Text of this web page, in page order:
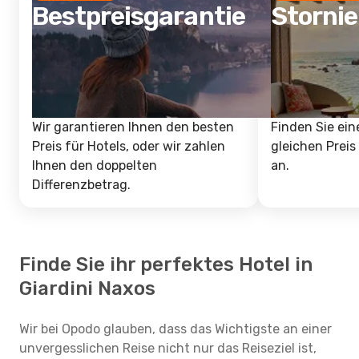
Bestpreisgarantie
Wir garantieren Ihnen den besten
Preis für Hotels, oder wir zahlen
Ihnen den doppelten
Differenzbetrag.
Finden Sie
gleichen
an.
Finde Sie ihr perfektes Hotel in
Giardini Naxos
Wir bei Opodo glauben, dass das Wichtigste an einer
unvergesslichen Reise nicht nur das Reiseziel ist,